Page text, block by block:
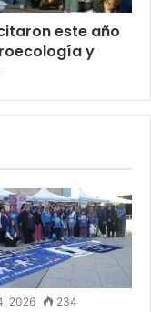
este año
y
2026 234